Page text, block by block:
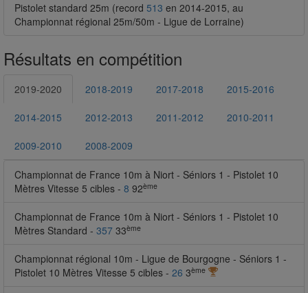
Pistolet standard 25m (record 513 en 2014-2015, au
Championnat régional 25m/50m - Ligue de Lorraine)
Résultats en compétition
2019-2020 2018-2019 2017-2018 2015-2016
2014-2015 2012-2013 2011-2012 2010-2011
2009-2010 2008-2009
Championnat de France 10m à Niort - Séniors 1 - Pistolet 10
Mètres Vitesse 5 cibles - 8 92ème
Championnat de France 10m à Niort - Séniors 1 - Pistolet 10
Mètres Standard - 357 33ème
Championnat régional 10m - Ligue de Bourgogne - Séniors 1 -
Pistolet 10 Mètres Vitesse 5 cibles - 26 3ème